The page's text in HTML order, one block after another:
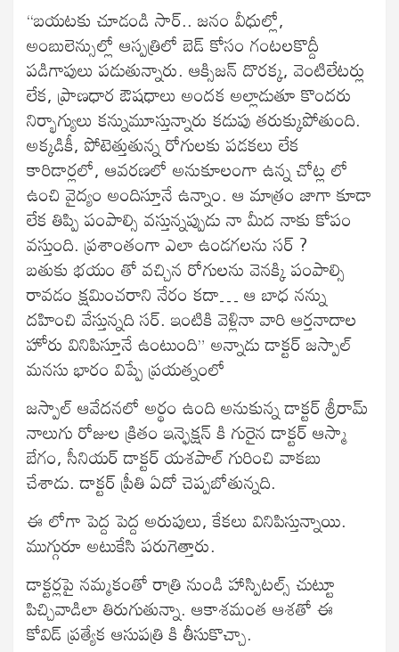
“బయటకు చూడండి సార్.. జనం వీధుల్లో,
అంబులెన్సుల్లో ఆస్పత్రిలో బెడ్ కోసం గంటలకొద్దీ
పడిగాపులు పడుతున్నారు. ఆక్సిజన్ దొరక్క, వెంటిలేటర్లు
లేక, ప్రాణధార ఔషధాలు అందక అల్లాడుతూ కొందరు
నిర్భాగ్యులు కన్నుమూస్తున్నారు కడుపు తరుక్కుపోతుంది.
అక్కడికీ, పోటెత్తుతున్న రోగులకు పడకలు లేక
కారిడార్లలో, ఆవరణలో అనుకూలంగా ఉన్న చోట్ల లో
ఉంచి వైద్యం అందిస్తూనే ఉన్నాం. ఆ మాత్రం జాగా కూడా
లేక తిప్పి పంపాల్సి వస్తున్నప్పుడు నా మీద నాకు కోపం
వస్తుంది. ప్రశాంతంగా ఎలా ఉండగలను సర్ ?
బతుకు భయం తో వచ్చిన రోగులను వెనక్కి పంపాల్సి
రావడం క్షమించరాని నేరం కదా… ఆ బాధ నన్ను
దహించి వేస్తున్నది సర్. ఇంటికి వెళ్లినా వారి ఆర్తనాదాల
హోరు వినిపిస్తూనే ఉంటుంది” అన్నాడు డాక్టర్ జస్పాల్
మనసు భారం విప్పే ప్రయత్నంలో
జస్పాల్ ఆవేదనలో అర్థం ఉంది అనుకున్న డాక్టర్ శ్రీరామ్
నాలుగు రోజుల క్రితం ఇన్ఫెక్షన్ కి గురైన డాక్టర్ ఆస్మా
బేగం, సీనియర్ డాక్టర్ యశపాల్ గురించి వాకబు
చేశాడు. డాక్టర్ ప్రీతి ఏదో చెప్పబోతున్నది.
ఈ లోగా పెద్ద పెద్ద అరుపులు, కేకలు వినిపిస్తున్నాయి.
ముగ్గురూ అటుకేసి పరుగెత్తారు.
డాక్టర్లపై నమ్మకంతో రాత్రి నుండి హాస్పిటల్స్ చుట్టూ
పిచ్చివాడిలా తిరుగుతున్నా. ఆకాశమంత ఆశతో ఈ
కోవిడ్ ప్రత్యేక ఆసుపత్రి కి తీసుకొచ్చా.